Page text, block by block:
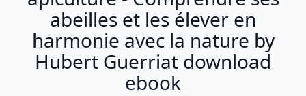
abeilles et les élever en
harmonie avec la nature by
Hubert Guerriat download
ebook